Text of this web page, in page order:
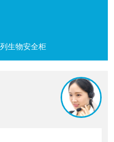
生物安全柜